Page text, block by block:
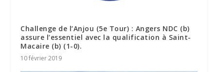
Challenge de l’Anjou (5e Tour) : Angers NDC (b)
assure l’essentiel avec la qualification à Saint-
Macaire (b) (1-0).
10 février 2019